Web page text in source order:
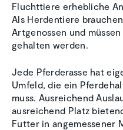
Fluchttiere erhebliche
Als Herdentiere
Artgenossen und
gehalten werden.
Jede Pferderasse hat
Umfeld, die ein
muss. Ausreichend
ausreichend Platz
Futter in angemessener